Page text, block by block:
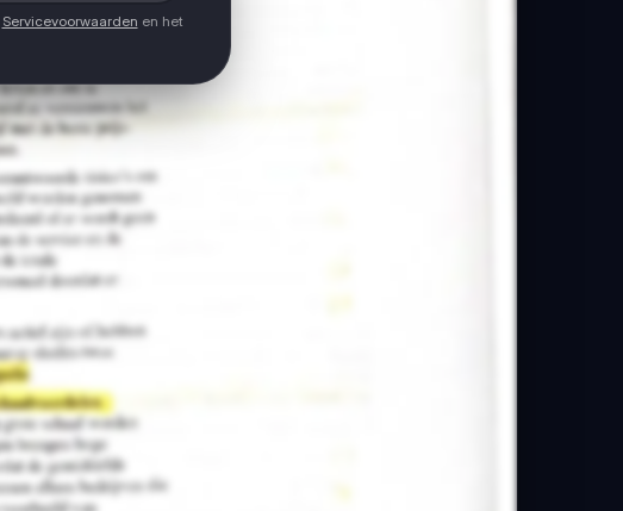
Servicevoorwaarden en het